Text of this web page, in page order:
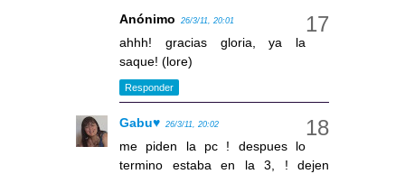
Anónimo 26/3/11, 20:01
ahhh! gracias gloria, ya la
saque! (lore)
Responder
Gabu♥ 26/3/11, 20:02
me piden la pc ! despues lo
termino estaba en la 3, ! dejen